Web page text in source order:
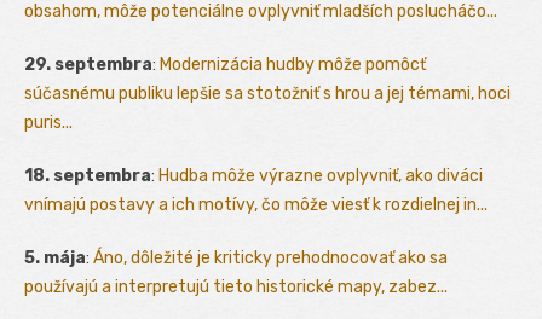
obsahom, môže potenciálne ovplyvniť mladších poslucháčo...
29. septembra: Modernizácia hudby môže pomôcť
súčasnému publiku lepšie sa stotožniť s hrou a jej témami, hoci
puris...
18. septembra: Hudba môže výrazne ovplyvniť, ako diváci
vnímajú postavy a ich motívy, čo môže viesť k rozdielnej in...
5. mája: Áno, dôležité je kriticky prehodnocovať ako sa
používajú a interpretujú tieto historické mapy, zabez...